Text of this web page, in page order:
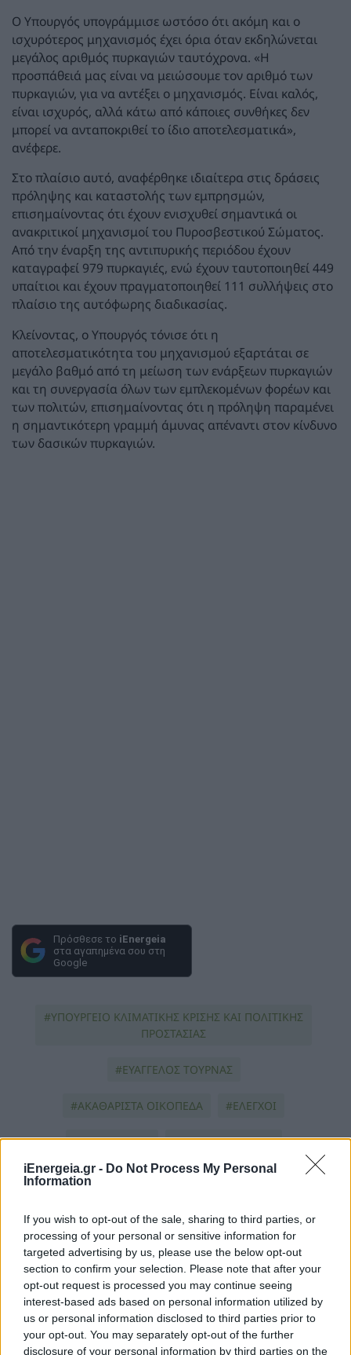
iEnergeia.gr - Do Not Process My Personal
Information
If you wish to opt-out of the sale, sharing to third parties, or
processing of your personal or sensitive information for
targeted advertising by us, please use the below opt-out
section to confirm your selection. Please note that after your
opt-out request is processed you may continue seeing
interest-based ads based on personal information utilized by
us or personal information disclosed to third parties prior to
your opt-out. You may separately opt-out of the further
disclosure of your personal information by third parties on the
Ο Υπουργός υπογράμμισε ωστόσο ότι ακόμη και ο
ισχυρότερος μηχανισμός έχει όρια όταν εκδηλώνεται
μεγάλος αριθμός πυρκαγιών ταυτόχρονα. «Η
προσπάθειά μας είναι να μειώσουμε τον αριθμό των
πυρκαγιών, για να αντέξει ο μηχανισμός. Είναι καλός,
είναι ισχυρός, αλλά κάτω από κάποιες συνθήκες δεν
μπορεί να ανταποκριθεί το ίδιο αποτελεσματικά»,
ανέφερε.
Στο πλαίσιο αυτό, αναφέρθηκε ιδιαίτερα στις δράσεις
πρόληψης και καταστολής των εμπρησμών,
επισημαίνοντας ότι έχουν ενισχυθεί σημαντικά οι
ανακριτικοί μηχανισμοί του Πυροσβεστικού Σώματος.
Από την έναρξη της αντιπυρικής περιόδου έχουν
καταγραφεί 979 πυρκαγιές, ενώ έχουν ταυτοποιηθεί 449
υπαίτιοι και έχουν πραγματοποιηθεί 111 συλλήψεις στο
πλαίσιο της αυτόφωρης διαδικασίας.
Κλείνοντας, ο Υπουργός τόνισε ότι η
αποτελεσματικότητα του μηχανισμού εξαρτάται σε
μεγάλο βαθμό από τη μείωση των ενάρξεων πυρκαγιών
και τη συνεργασία όλων των εμπλεκομένων φορέων και
των πολιτών, επισημαίνοντας ότι η πρόληψη παραμένει
η σημαντικότερη γραμμή άμυνας απέναντι στον κίνδυνο
των δασικών πυρκαγιών.
Πρόσθεσε το iEnergeia
στα αγαπημένα σου στη
Google
ΥΠΟΥΡΓΕΊΟ ΚΛΙΜΑΤΙΚΉΣ ΚΡΊΣΗΣ ΚΑΙ ΠΟΛΙΤΙΚΉΣ
ΠΡΟΣΤΑΣΊΑΣ
ΕΥΑΓΓΕΛΟΣ ΤΟΥΡΝΑΣ
ΑΚΑΘΑΡΙΣΤΑ ΟΙΚΟΠΕΔΑ ΕΛΕΓΧΟΙ
ΠΕΡΙΒΑΛΛΟΝ ΚΛΙΜΑΤΙΚΗ ΚΡΙΣΗ
ΠΥΡΚΑΓΙΕΣ ΠΥΡΟΠΡΟΣΤΑΣΙΑ
ΠΕΡΙΣΣΟΤΕΡΑ ΣΤΗΝ ΙΔΙΑ